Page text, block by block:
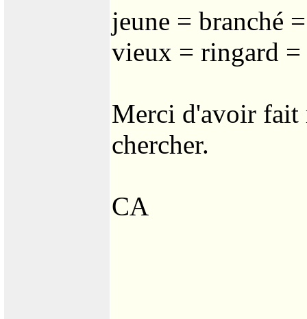
jeune = branché
vieux = ringard =
Merci d'avoir fait
chercher.
CA